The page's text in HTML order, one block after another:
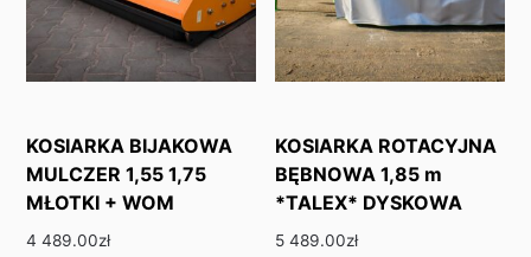
KOSIARKA BIJAKOWA
MULCZER 1,55 1,75
MŁOTKI + WOM
4 489.00zł
KOSIARKA ROTACYJNA
BĘBNOWA 1,85 m
*TALEX* DYSKOWA
5 489.00zł